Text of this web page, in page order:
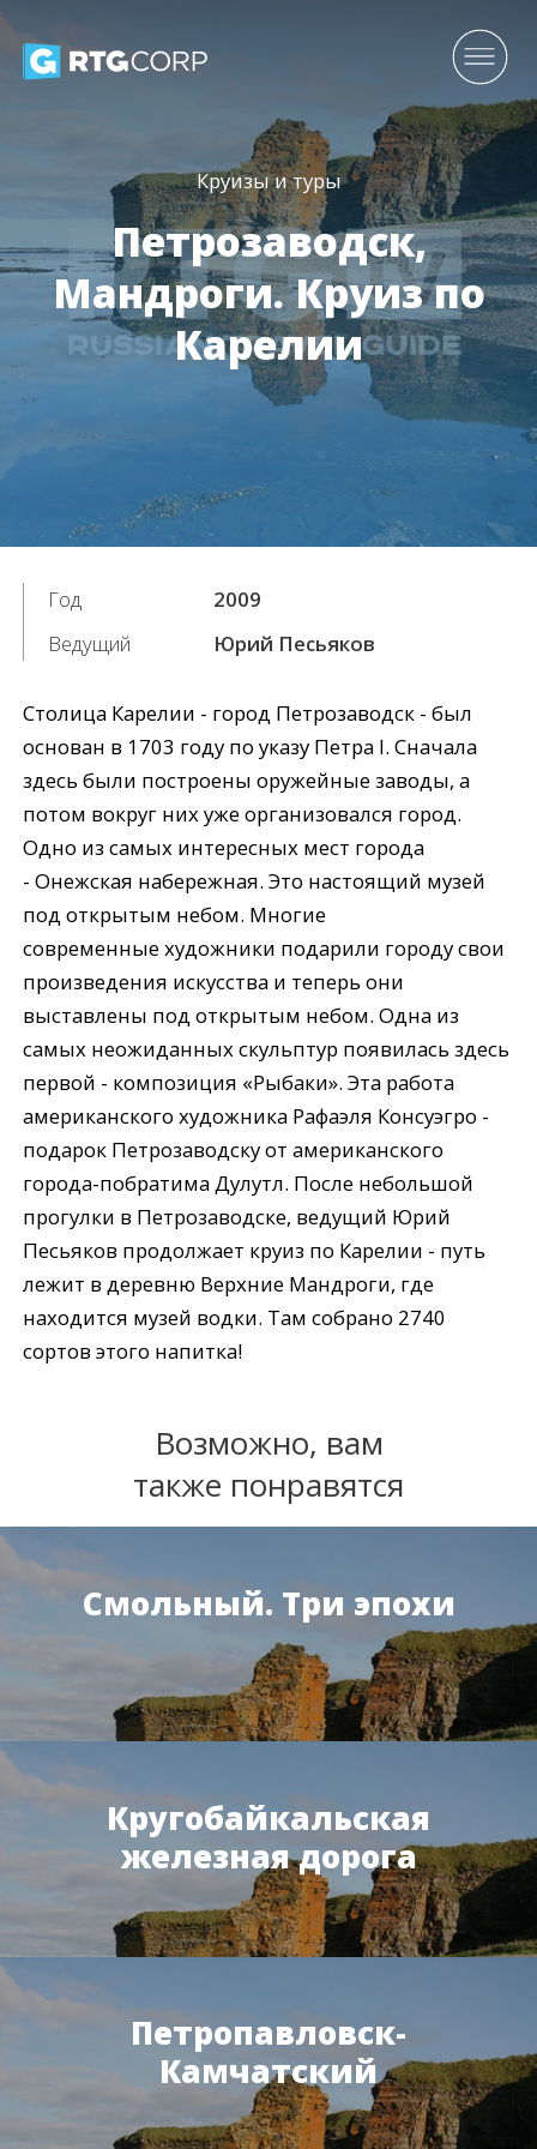
Круизы и туры
Петрозаводск,
Мандроги. Круиз по
Карелии
Год
2009
Ведущий
Юрий Песьяков
Столица Карелии - город Петрозаводск - был
основан в 1703 году по указу Петра I. Сначала
здесь были построены оружейные заводы, а
потом вокруг них уже организовался город.
Одно из самых интересных мест города
- Онежская набережная. Это настоящий музей
под открытым небом. Многие
современные художники подарили городу свои
произведения искусства и теперь они
выставлены под открытым небом. Одна из
самых неожиданных скульптур появилась здесь
первой - композиция «Рыбаки». Эта работа
американского художника Рафаэля Консуэгро -
подарок Петрозаводску от американского
города-побратима Дулутл. После небольшой
прогулки в Петрозаводске, ведущий Юрий
Песьяков продолжает круиз по Карелии - путь
лежит в деревню Верхние Мандроги, где
находится музей водки. Там собрано 2740
сортов этого напитка!
Возможно, вам
также понравятся
Смольный. Три эпохи
Кругобайкальская
железная дорога
Петропавловск-
Камчатский